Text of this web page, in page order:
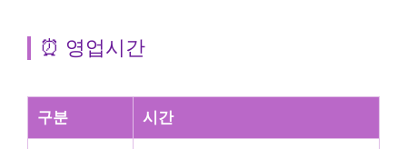
⏰ 영업시간
구분 시간